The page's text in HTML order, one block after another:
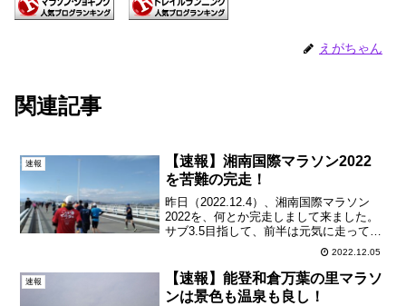
えがちゃん
関連記事
速報
【速報】湘南国際マラソン2022
を苦難の完走！
昨日（2022.12.4）、湘南国際マラソン
2022を、何とか完走しまして来ました。
サブ3.5目指して、前半は元気に走ってた
のですが、後半は見事に撃沈・・・嘔吐
と痙攣で、歩きを入れつつ、何とかゴー
ルに辿り着いた次第です。🤕当日は、寒
さ対策を...
2022.12.05
速報
【速報】能登和倉万葉の里マラソ
ンは景色も温泉も良し！